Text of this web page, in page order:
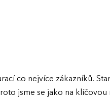
co nejvíce zákazníků.
jsme se jako na